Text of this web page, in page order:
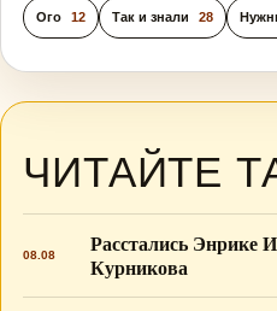
Ого 12 Так и знали 28
ЧИТАЙТЕ
08.08
Расстались Энрике
Курникова